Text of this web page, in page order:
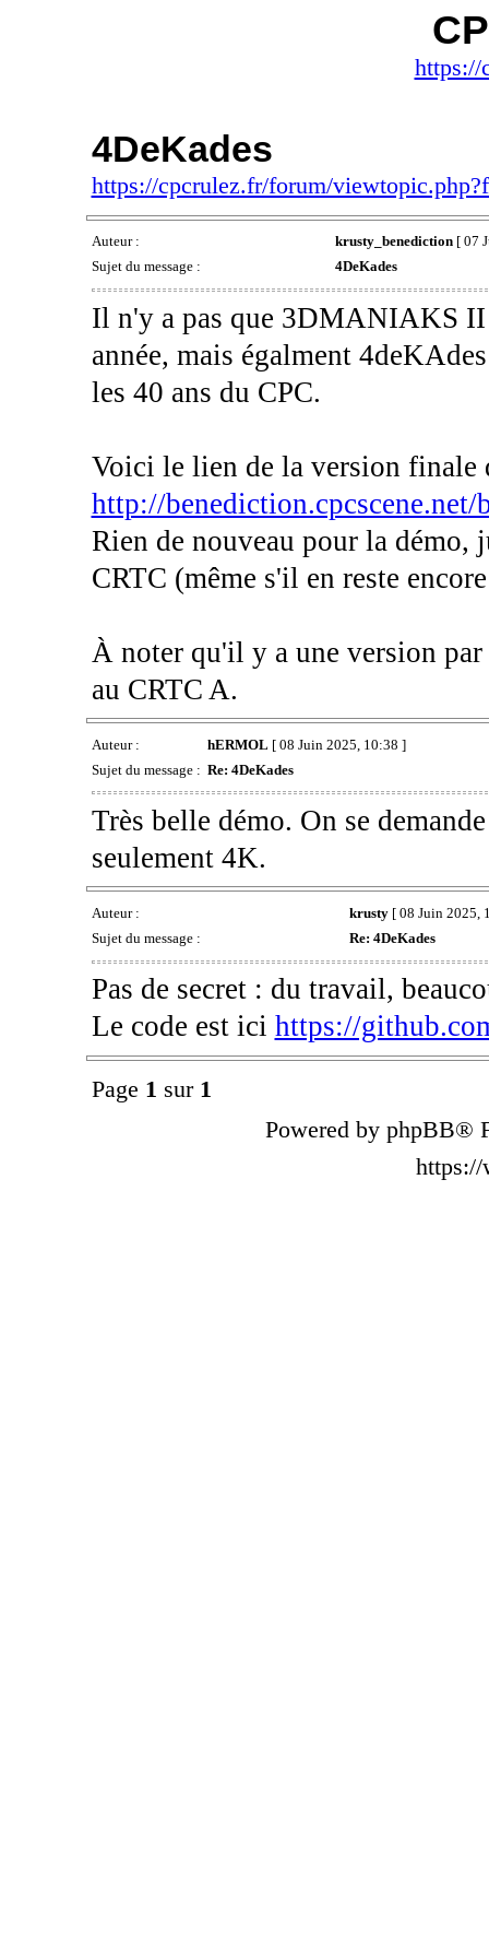
https://
4DeKades
https://cpcrulez.fr/forum/
Auteur : krusty_benediction[ 07
Sujet du message :
4DeKades
Il n'y a pas que 3DMANIAKS
année, mais égalment
les 40 ans du CPC.
Voici le lien de la version finale
http://
Rien de nouveau pour la démo,
CRTC (même s'il en reste
À noter qu'il y a une version
au CRTC A.
Auteur : hERMOL [ 08 Juin 2025, 10:38 ]
Sujet du message : Re: 4DeKades
Très belle démo. On se
seulement 4K.
Auteur : krusty[ 08 Juin 2025,
Sujet du message :
Re: 4DeKades
Pas de secret : du travail,
Le code est ici https://
Page 1 sur 1
Powered by phpBB®
https://